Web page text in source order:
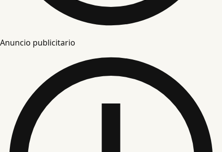
Anuncio publicitario